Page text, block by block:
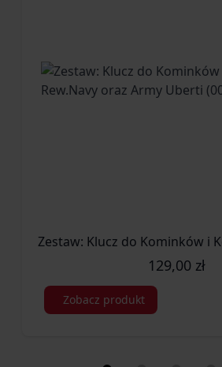
Zestaw: Klucz do Kominków i
129,00 zł
Zobacz produkt